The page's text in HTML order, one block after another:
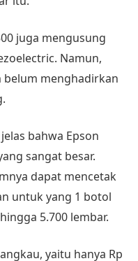
juga mengusung
Namun,
menghadirkan
bahwa Epson
sangat besar.
dapat mencetak
untuk yang 1 botol
5.700 lembar.
yaitu hanya Rp